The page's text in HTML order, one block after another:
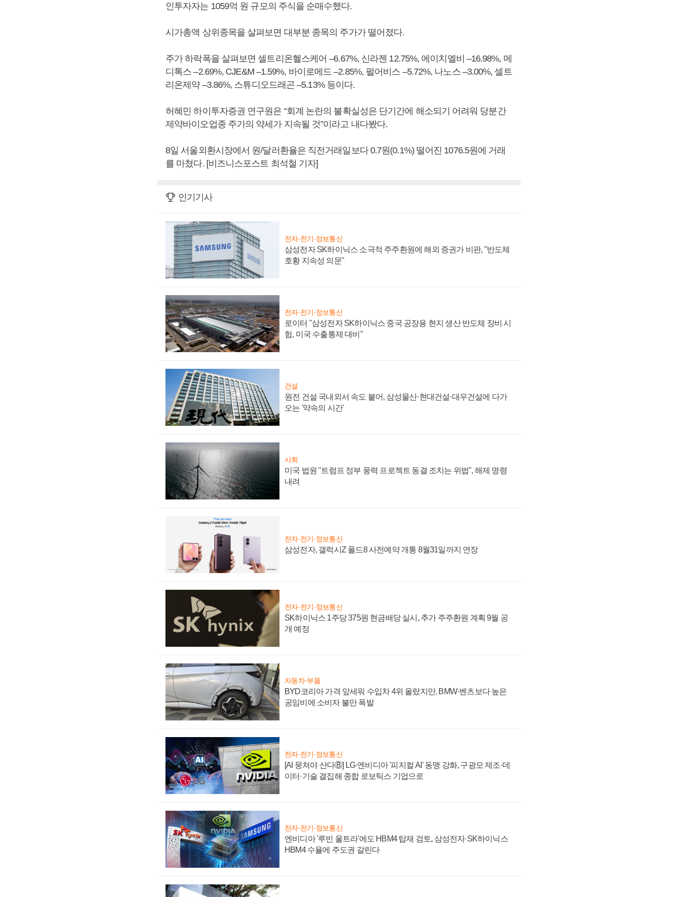
인투자자는 1059억 원 규모의 주식을 순매수했다.
시가총액 상위종목을 살펴보면 대부분 종목의 주가가 떨어졌다.
주가 하락폭을 살펴보면 셀트리온헬스케어 –6.67%, 신라젠 12.75%, 에이치엘비 –16.98%, 메
디톡스 –2.69%, CJE&M –1.59%, 바이로메드 –2.85%, 펄어비스 –5.72%, 나노스 –3.00%, 셀트
리온제약 –3.86%, 스튜디오드래곤 –5.13% 등이다.
허혜민 하이투자증권 연구원은 “회계 논란의 불확실성은 단기간에 해소되기 어려워 당분간
제약바이오업종 주가의 약세가 지속될 것”이라고 내다봤다.
8일 서울외환시장에서 원/달러환율은 직전거래일보다 0.7원(0.1%) 떨어진 1076.5원에 거래
를 마쳤다. [비즈니스포스트 최석철 기자]
인기기사
전자·전기·정보통신
삼성전자 SK하이닉스 소극적 주주환원에 해외 증권가 비판, "반도체
호황 지속성 의문"
전자·전기·정보통신
로이터 "삼성전자 SK하이닉스 중국 공장용 현지 생산 반도체 장비 시
험, 미국 수출통제 대비"
건설
원전 건설 국내외서 속도 붙어, 삼성물산·현대건설·대우건설에 다가
오는 '약속의 시간'
사회
미국 법원 "트럼프 정부 풍력 프로젝트 동결 조치는 위법", 해제 명령
내려
전자·전기·정보통신
삼성전자, 갤럭시Z 폴드8 사전예약 개통 8월31일까지 연장
전자·전기·정보통신
SK하이닉스 1주당 375원 현금배당 실시, 추가 주주환원 계획 9월 공
개 예정
자동차·부품
BYD코리아 가격 앞세워 수입차 4위 올랐지만, BMW·벤츠보다 높은
공임비에 소비자 불만 폭발
전자·전기·정보통신
[AI 뭉쳐야 산다⑧] LG·엔비디아 '피지컬 AI' 동맹 강화, 구광모 제조·데
이터·기술 결집해 종합 로보틱스 기업으로
전자·전기·정보통신
엔비디아 '루빈 울트라'에도 HBM4 탑재 검토, 삼성전자·SK하이닉스
HBM4 수율에 주도권 갈린다